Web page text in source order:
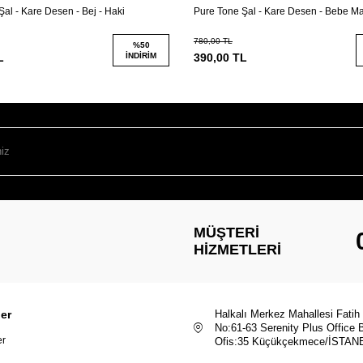
- Kare Desen - Bej - Haki
%50
İNDIRIM
Pure Tone Şal - Kare Desen - Bebe
780,00TL
390,00 TL
MÜŞTERI
HIZMETLERI
Halkalı Merkez Mahallesi Fatih
No:61-63 Serenity Plus Office
Ofis:35 Küçükçekmece/